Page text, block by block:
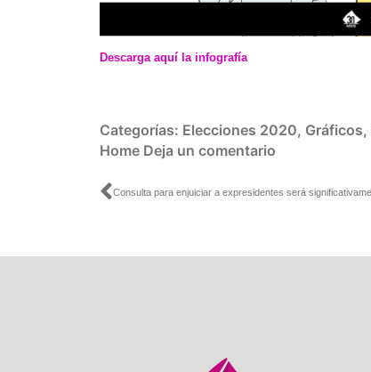
Descarga aquí la infografía
Categorías: Elecciones 2020, Gráficos,
Home Deja un comentario
Ant